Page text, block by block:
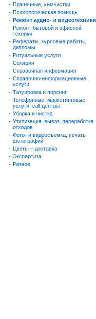
- Прачечные, химчистки
- Психологическая помощь
- Ремонт аудио- и видеотехники
- Ремонт бытовой и офисной
техники
- Рефераты, курсовые работы,
дипломы
- Ритуальные услуги
- Солярии
- Справочная информация
- Справочно-информационные
услуги
- Татуировка и пирсинг
- Телефонные, маркетинговые
услуги, call-центры
- Уборка и чистка
- Утилизация, вывоз, переработка
отходов
- Фото- и видеосъемка, печать
фотографий
- Цветы – доставка
- Экспертиза
- Разное